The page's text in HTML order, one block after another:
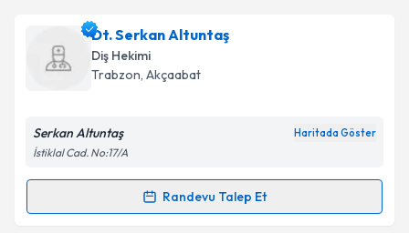
Dt. Serkan Altuntaş
Diş Hekimi
Trabzon, Akçaabat
Serkan Altuntaş Haritada Göster
İstiklal Cad. No:17/A
Randevu Talep Et
Randevu Takvimi Talebi